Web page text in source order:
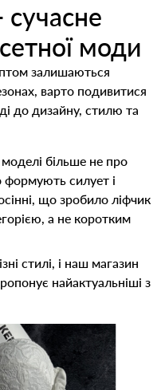
моди
залишаються
варто подивитися
до дизайну, стилю та
моделі більше не про
формують силует і
що зробило ліфчик
а не коротким
стилі, і наш магазин
найактуальніші з